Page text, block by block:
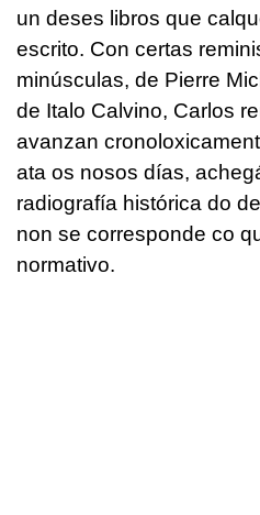
un deses libros que
escrito. Con certas
minúsculas, de Pierre
de Italo Calvino, Carlos
avanzan
ata os nosos días,
radiografía histórica do
non se corresponde co
normativo.